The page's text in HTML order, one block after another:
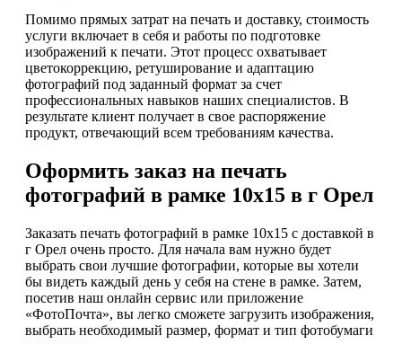
Помимо прямых затрат на печать и доставку, стоимость
услуги включает в себя и работы по подготовке
изображений к печати. Этот процесс охватывает
цветокоррекцию, ретуширование и адаптацию
фотографий под заданный формат за счет
профессиональных навыков наших специалистов. В
результате клиент получает в свое распоряжение
продукт, отвечающий всем требованиям качества.
Оформить заказ на печать
фотографий в рамке 10х15 в г Орел
Заказать печать фотографий в рамке 10х15 с доставкой в
г Орел очень просто. Для начала вам нужно будет
выбрать свои лучшие фотографии, которые вы хотели
бы видеть каждый день у себя на стене в рамке. Затем,
посетив наш онлайн сервис или приложение
«ФотоПочта», вы легко сможете загрузить изображения,
выбрать необходимый размер, формат и тип фотобумаги